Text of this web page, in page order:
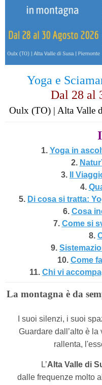
Yoga e
Dal 28 al
Oulx (TO) | Alta Valle
1. Yoga in
2.
3.
Il
4.
5. Di cosa si tratta:
6. Cosa
7. Come si
8.
9.
10. Come
11. Chi vi
La montagna è da
I suoi silenzi, i suoi
Guardare dall’alto è
rallenta,
L’Alta Valle di
dalle frequenze molto